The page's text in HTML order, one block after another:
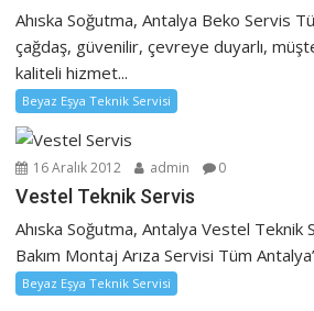
Ahıska Soğutma, Antalya Beko Servis
çağdaş, güvenilir, çevreye duyarlı,
kaliteli hizmet...
Beyaz Eşya Teknik Servisi
16 Aralık 2012 admin 0
Vestel Teknik Servis
Ahıska Soğutma, Antalya Vestel
Bakım Montaj Arıza Servisi Tüm
Beyaz Eşya Teknik Servisi